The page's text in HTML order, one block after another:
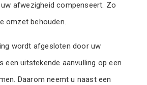
afwezigheid compenseert. Zo
omzet behouden.
wordt afgesloten door uw
een uitstekende aanvulling op een
Daarom neemt u naast een